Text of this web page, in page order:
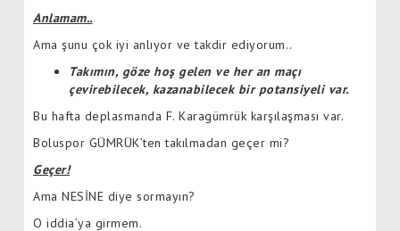
Anlamam..
Ama şunu çok iyi anlıyor ve takdir ediyorum..
Takımın, göze hoş gelen ve her an maçı
çevirebilecek, kazanabilecek bir potansiyeli var.
Bu hafta deplasmanda F. Karagümrük karşılaşması var.
Boluspor GÜMRÜK’ten takılmadan geçer mi?
Geçer!
Ama NESİNE diye sormayın?
O iddia’ya girmem.